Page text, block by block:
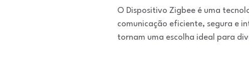
O Dispositivo Zigbee é uma
comunicação eficiente, segura e
tornam uma escolha ideal para